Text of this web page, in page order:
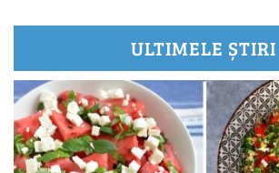
ULTIMELE ȘTIRI